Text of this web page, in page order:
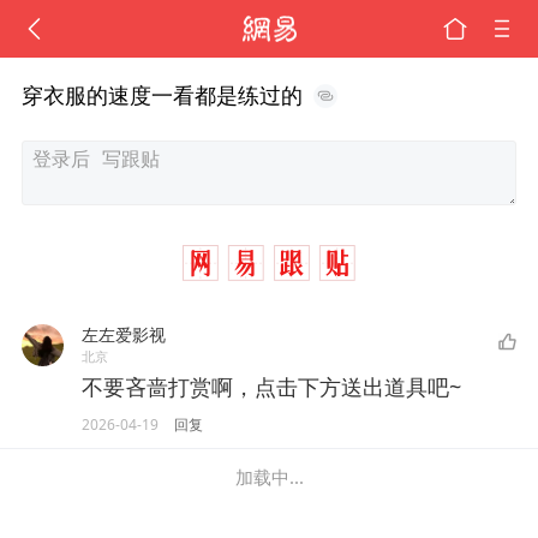
穿衣服的速度一看都是练过的
左左爱影视
北京
不要吝啬打赏啊，点击下方送出道具吧~
2026-04-19 回复
加载中...